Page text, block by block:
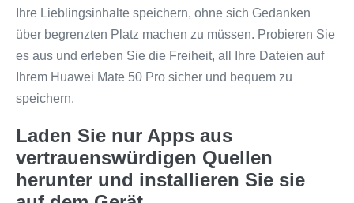
Ihre Lieblingsinhalte speichern, ohne sich Gedanken
über begrenzten Platz machen zu müssen. Probieren Sie
es aus und erleben Sie die Freiheit, all Ihre Dateien auf
Ihrem Huawei Mate 50 Pro sicher und bequem zu
speichern.
Laden Sie nur Apps aus
vertrauenswürdigen Quellen
herunter und installieren Sie sie